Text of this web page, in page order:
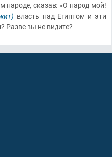
народе, сказав: «О народ мой!
власть над Египтом и эти
Разве вы не видите?